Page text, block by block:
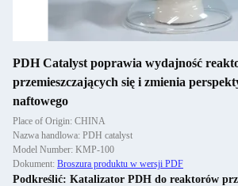
PDH Catalyst poprawia wydajność
przemieszczających się i zmienia
naftowego
Place of Origin: CHINA
Nazwa handlowa: PDH catalyst
Model Number: KMP-100
Dokument: Broszura produktu w wersji PDF
Podkreślić: Katalizator PDH do reaktorów